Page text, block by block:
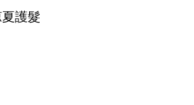
護髮